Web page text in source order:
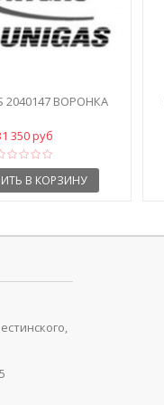
2040147 ВОРОНКА
350 руб
В КОРЗИНУ